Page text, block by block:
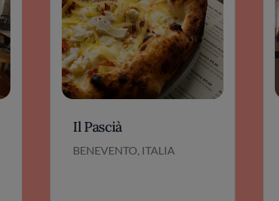
Il Pascià
BENEVENTO, ITALIA